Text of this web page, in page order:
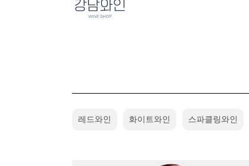
레드와인 화이트와인 스파클링와인